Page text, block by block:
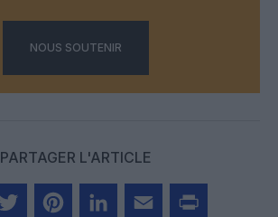
NOUS SOUTENIR
PARTAGER L'ARTICLE